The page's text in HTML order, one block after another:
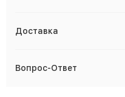
Доставка
Вопрос-Ответ